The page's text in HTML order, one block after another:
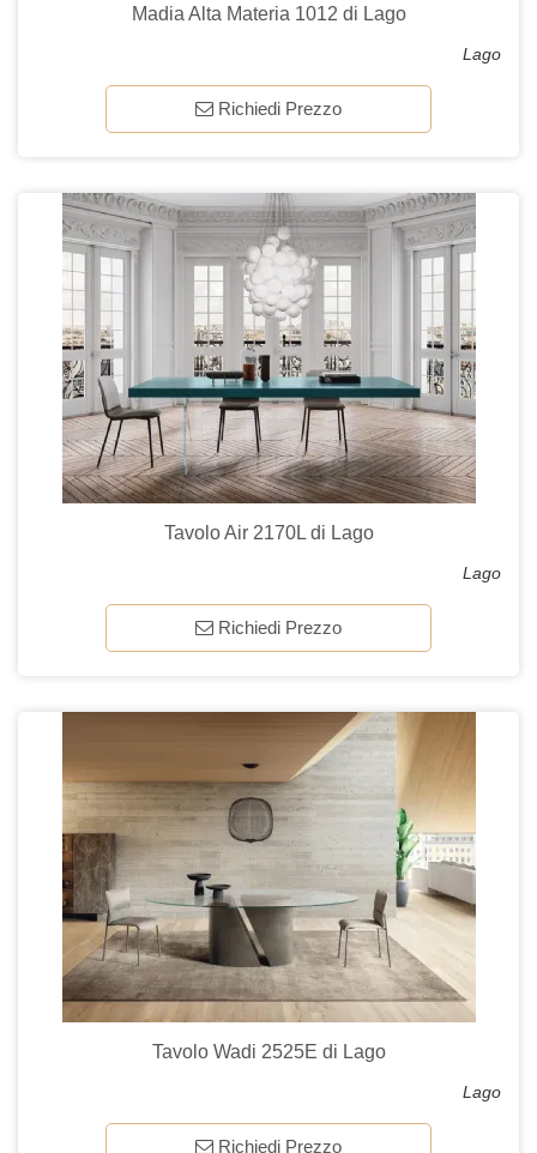
Madia Alta Materia 1012 di Lago
Lago
Richiedi Prezzo
Tavolo Air 2170L di Lago
Lago
Richiedi Prezzo
Tavolo Wadi 2525E di Lago
Lago
Richiedi Prezzo